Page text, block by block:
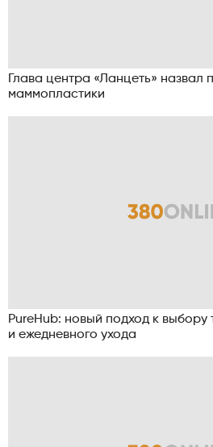
Глава центра «Ланцеть» назвал
маммопластики
PureHub: новый подход к выбору
и ежедневного ухода